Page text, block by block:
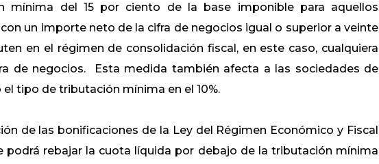
mínima del 15 por ciento de la base imponible para aquellos
un importe neto de la cifra de negocios igual o superior a veinte
en el régimen de consolidación fiscal, en este caso, cualquiera
de negocios. Esta medida también afecta a las sociedades de
tipo de tributación mínima en el 10%.
de las bonificaciones de la Ley del Régimen Económico y Fiscal
podrá rebajar la cuota líquida por debajo de la tributación mínima